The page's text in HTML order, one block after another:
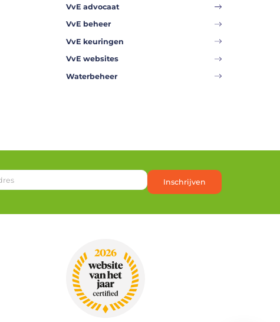
VvE advocaat
VvE beheer
VvE keuringen
VvE websites
Waterbeheer
Inschrijven